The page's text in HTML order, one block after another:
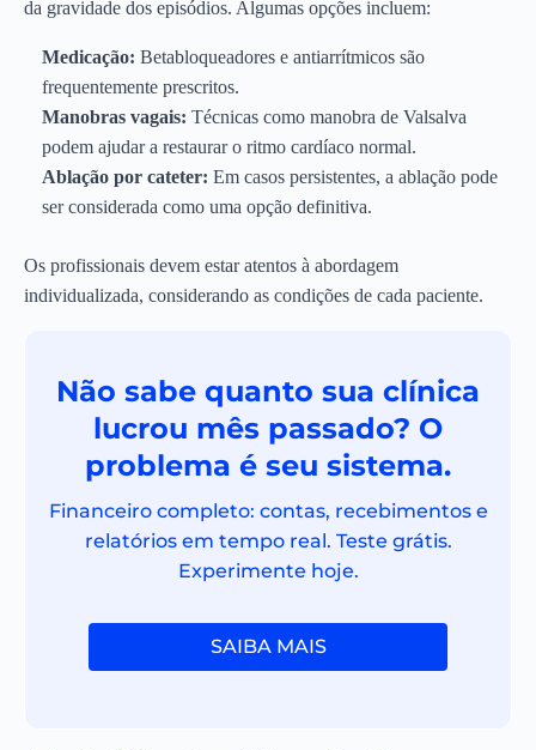
da gravidade dos episódios. Algumas opções incluem:
Medicação: Betabloqueadores e antiarrítmicos são
frequentemente prescritos.
Manobras vagais: Técnicas como manobra de Valsalva
podem ajudar a restaurar o ritmo cardíaco normal.
Ablação por cateter: Em casos persistentes, a ablação pode
ser considerada como uma opção definitiva.
Os profissionais devem estar atentos à abordagem
individualizada, considerando as condições de cada paciente.
Não sabe quanto sua clínica
lucrou mês passado? O
problema é seu sistema.
Financeiro completo: contas, recebimentos e
relatórios em tempo real. Teste grátis.
Experimente hoje.
SAIBA MAIS